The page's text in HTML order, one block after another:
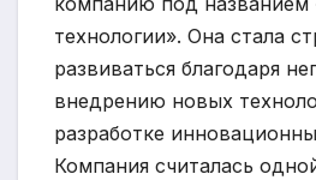
технологии». Она стала
развиваться благодаря
внедрению новых
разработке
Компания считалась